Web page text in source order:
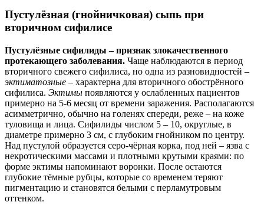
Пустулёзная (гнойничковая) сыпь при
вторичном сифилисе
Пустулёзные сифилиды – признак злокачественного
протекающего заболевания. Чаще наблюдаются в период
вторичного свежего сифилиса, но одна из разновидностей –
эктиматозные – характерна для вторичного обострённого
сифилиса. Эктимы появляются у ослабленных пациентов
примерно на 5-6 месяц от времени заражения. Располагаются
асимметрично, обычно на голенях спереди, реже – на коже
туловища и лица. Сифилиды числом 5 – 10, округлые, в
диаметре примерно 3 см, с глубоким гнойником по центру.
Над пустулой образуется серо-чёрная корка, под ней – язва с
некротическими массами и плотными крутыми краями: по
форме эктимы напоминают воронки. После остаются
глубокие тёмные рубцы, которые со временем теряют
пигментацию и становятся белыми с перламутровым
оттенком.